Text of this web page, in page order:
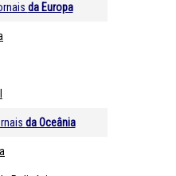
da Europa
da Oceânia